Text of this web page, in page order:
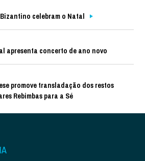
celebram o Natal
apresenta concerto de ano novo
promove transladação dos restos
Rebimbas para a Sé